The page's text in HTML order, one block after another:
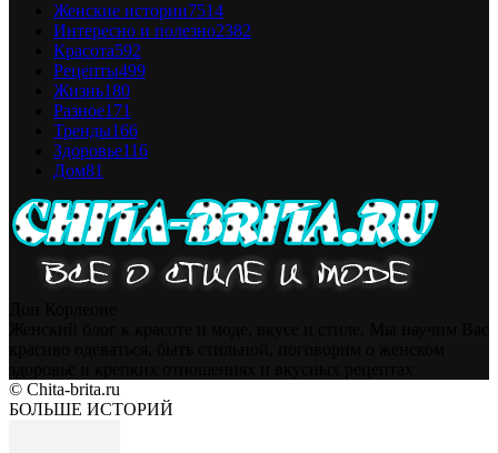
Женские истории7514
Интересно и полезно2382
Красота592
Рецепты499
Жизнь180
Разное171
Тренды166
Здоровье116
Дом81
© Chita-brita.ru
БОЛЬШЕ ИСТОРИЙ